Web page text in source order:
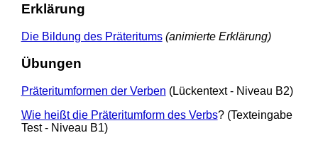
Erklärung
Die Bildung des Präteritums (animierte Erklärung)
Übungen
Präteritumformen der Verben (Lückentext - Niveau B2)
Wie heißt die Präteritumform des Verbs? (Texteingabe
Test - Niveau B1)